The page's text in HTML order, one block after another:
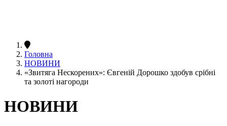
Головна
НОВИНИ
«Звитяга Нескорених»: Євгеній Дорошко здобув срібні
та золоті нагороди
НОВИНИ